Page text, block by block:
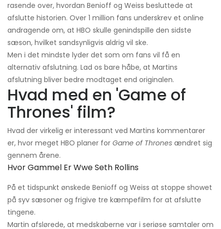
rasende over, hvordan Benioff og Weiss besluttede at
afslutte historien. Over 1 million fans underskrev et online
andragende om, at HBO skulle genindspille den sidste
sæson, hvilket sandsynligvis aldrig vil ske.
Men i det mindste lyder det som om fans vil få en
alternativ afslutning. Lad os bare håbe, at Martins
afslutning bliver bedre modtaget end originalen.
Hvad med en 'Game of
Thrones' film?
Hvad der virkelig er interessant ved Martins kommentarer
er, hvor meget HBO planer for Game of Thrones ændret sig
gennem årene.
Hvor Gammel Er Wwe Seth Rollins
På et tidspunkt ønskede Benioff og Weiss at stoppe showet
på syv sæsoner og frigive tre kæmpefilm for at afslutte
tingene.
Martin afslørede, at medskaberne var i seriøse samtaler om